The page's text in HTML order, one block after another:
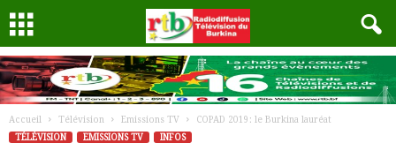
Accueil Télévision Emissions TV
COPAD 2019: le Burkina lauréat
TÉLÉVISION
EMISSIONS TV INFOS